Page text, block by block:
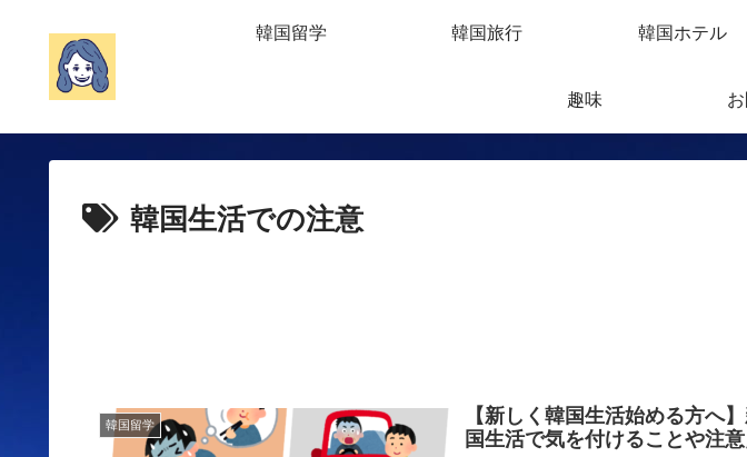
韓国留学 韓国旅行 韓国ホテル
趣味
韓国生活での注意
韓国留学
【新しく韓国生活始める方へ
国生活で気を付けることや注